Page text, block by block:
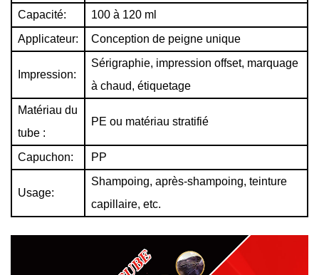
Capacité:
100 à 120 ml
Applicateur:
Conception de peigne unique
Impression:
Sérigraphie, impression offset, marquage
à chaud, étiquetage
Matériau du
tube :
PE ou matériau stratifié
Capuchon: PP
Usage:
Shampoing, après-shampoing, teinture
capillaire, etc.